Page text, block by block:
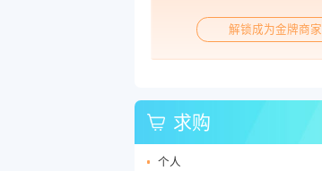
解锁成为金牌商家
求购
个人